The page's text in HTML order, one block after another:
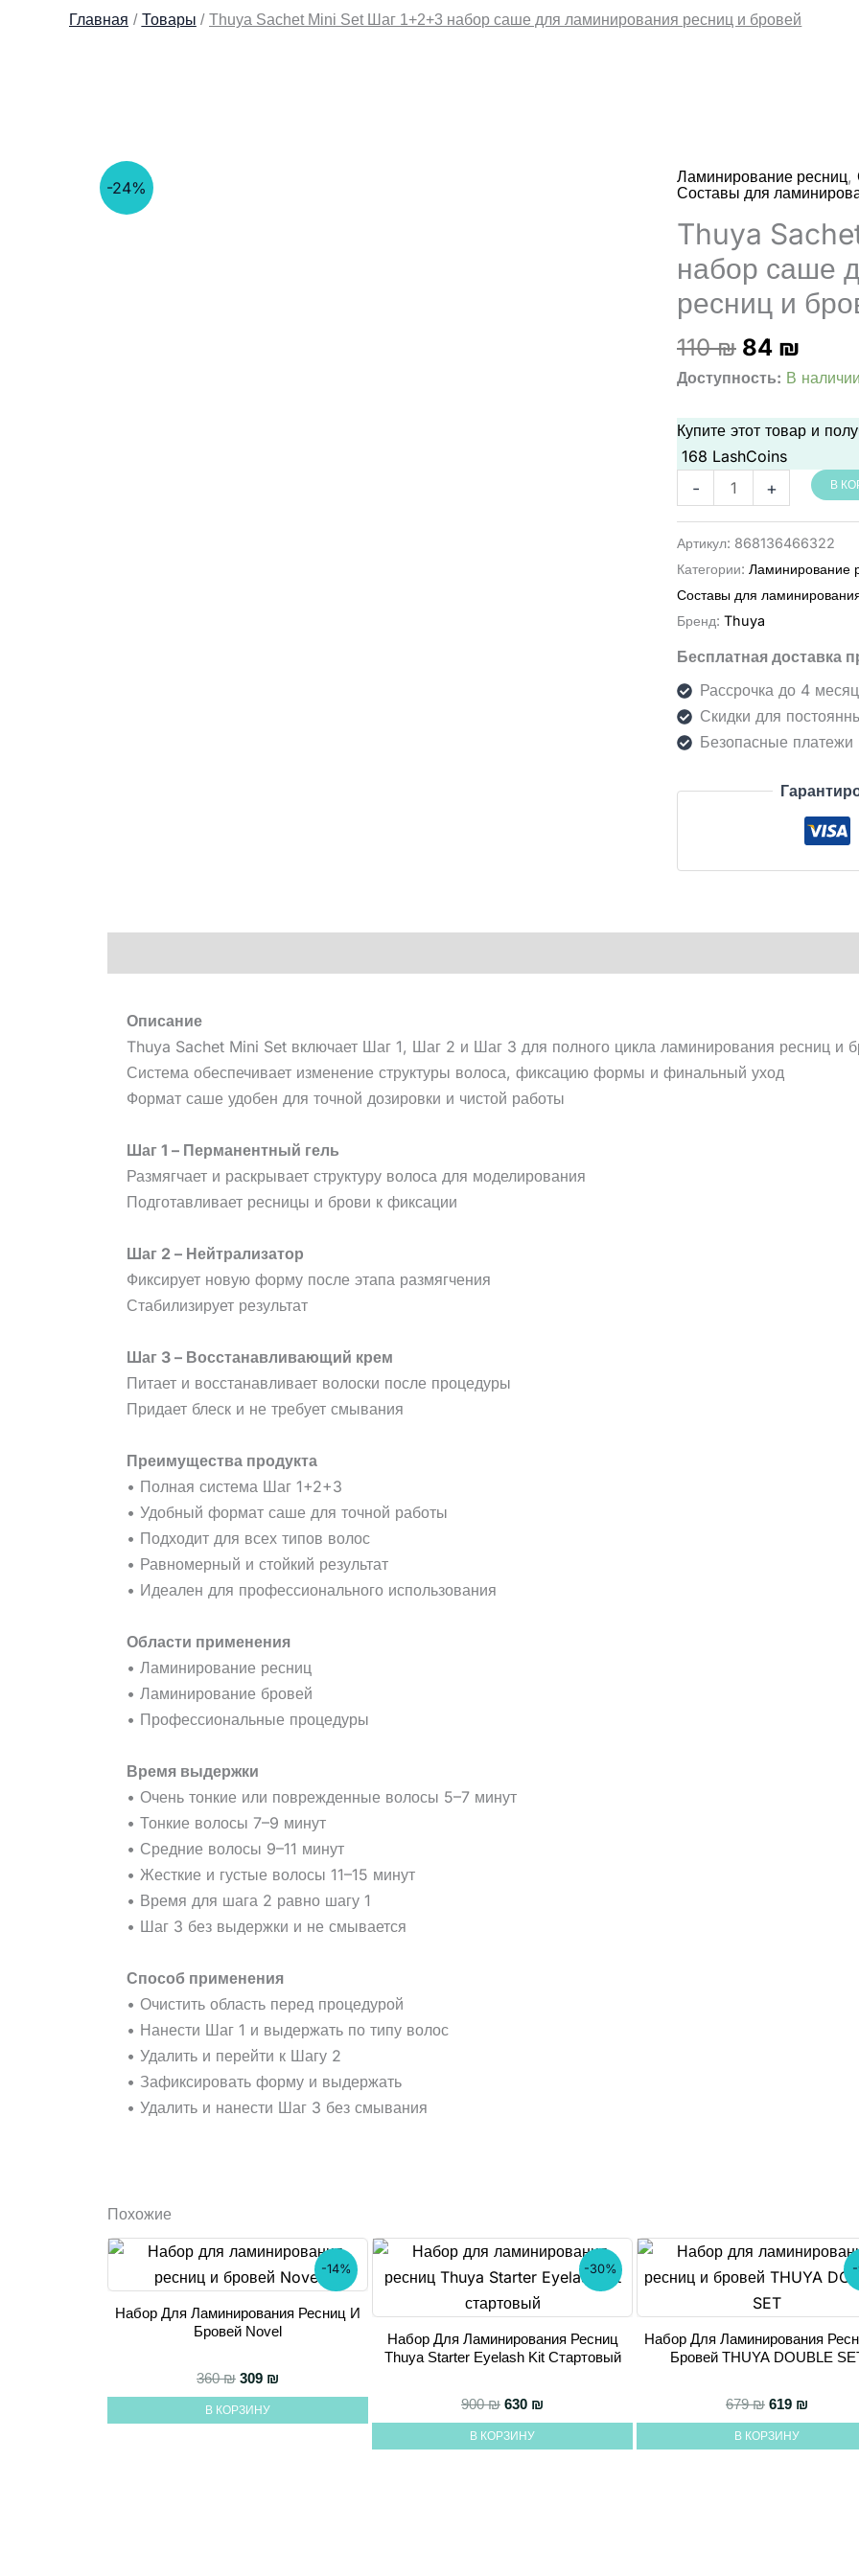
Главная Товары Thuya Sachet Mini Set Шаг 1+2+3 набор саше для ламинирования ресниц и бровей
-24%
Ламинирование ресниц,
Составы для
Thuya
набор саше
ресниц и
110₪
цена
110 ₪.
84 ₪
цена:
Доступность: В наличии
Купите этот товар и
168 LashCoins
-
Количество
товара
1+2+3
להרמת
ריסים
וגבות
+ В
Артикул: 868136466322
Категории: Ламинирование
Составы для
Бренд: Thuya
Бесплатная доставка
Рассрочка до 4
Скидки для
Безопасные платежи
Описание
Thuya Sachet Mini Set включает Шаг 1, Шаг 2 и Шаг 3 для полного цикла ламинирования ресниц и
Система обеспечивает изменение структуры волоса, фиксацию формы и финальный уход
Формат саше удобен для точной дозировки и чистой работы
Шаг 1 – Перманентный гель
Размягчает и раскрывает структуру волоса для моделирования
Подготавливает ресницы и брови к фиксации
Шаг 2 – Нейтрализатор
Фиксирует новую форму после этапа размягчения
Стабилизирует результат
Шаг 3 – Восстанавливающий крем
Питает и восстанавливает волоски после процедуры
Придает блеск и не требует смывания
Преимущества продукта
• Полная система Шаг 1+2+3
• Удобный формат саше для точной работы
• Подходит для всех типов волос
• Равномерный и стойкий результат
• Идеален для профессионального использования
Области применения
• Ламинирование ресниц
• Ламинирование бровей
• Профессиональные процедуры
Время выдержки
• Очень тонкие или поврежденные волосы 5–7 минут
• Тонкие волосы 7–9 минут
• Средние волосы 9–11 минут
• Жесткие и густые волосы 11–15 минут
• Время для шага 2 равно шагу 1
• Шаг 3 без выдержки и не смывается
Способ применения
• Очистить область перед процедурой
• Нанести Шаг 1 и выдержать по типу волос
• Удалить и перейти к Шагу 2
• Зафиксировать форму и выдержать
• Удалить и нанести Шаг 3 без смывания
Похожие
-14%
Набор Для Ламинирования Ресниц И
Бровей Novel
360₪ Первоначальная цена составляла 360 ₪.
309 ₪
В КОРЗИНУ
-30%
Набор Для Ламинирования Ресниц
Thuya Starter Eyelash Kit Стартовый
900₪ Первоначальная цена составляла 900 ₪.
630 ₪
В КОРЗИНУ
Набор Для Ламинирования
Бровей THUYA DOUBLE
679₪ 619 ₪
В КОРЗИНУ